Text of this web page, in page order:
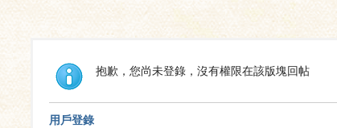
索
抱歉，您尚未登錄，沒有權限在該版塊回帖
用戶登錄